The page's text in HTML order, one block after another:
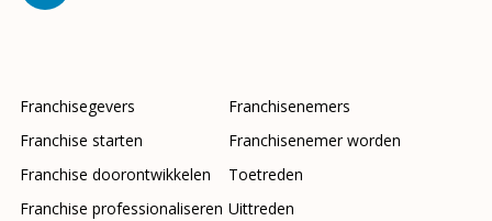
Franchisegevers
Franchise starten
Franchise doorontwikkelen
Franchise professionaliseren
Franchisenemers
Franchisenemer worden
Toetreden
Uittreden